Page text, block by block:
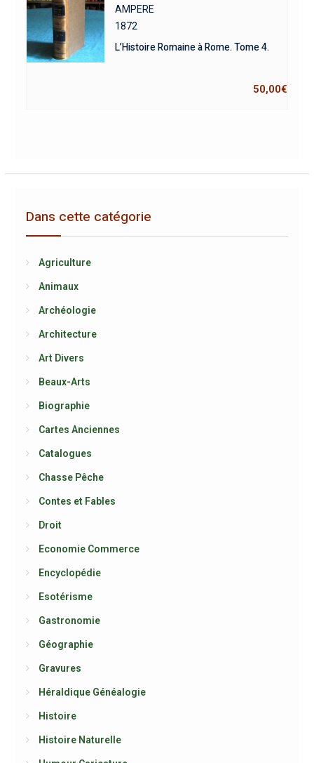
AMPERE
1872
L’Histoire Romaine à Rome. Tome 4.
50,00€
Dans cette catégorie
Agriculture
Animaux
Archéologie
Architecture
Art Divers
Beaux-Arts
Biographie
Cartes Anciennes
Catalogues
Chasse Pêche
Contes et Fables
Droit
Economie Commerce
Encyclopédie
Esotérisme
Gastronomie
Géographie
Gravures
Héraldique Généalogie
Histoire
Histoire Naturelle